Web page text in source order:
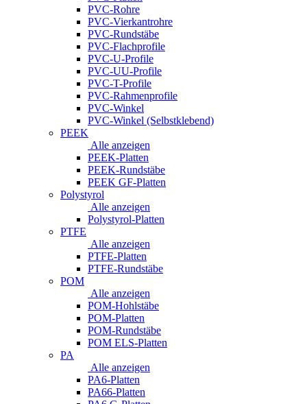
PVC-Rohre
PVC-Vierkantrohre
PVC-Rundstäbe
PVC-Flachprofile
PVC-U-Profile
PVC-UU-Profile
PVC-T-Profile
PVC-Rahmenprofile
PVC-Winkel
PVC-Winkel (Selbstklebend)
PEEK
Alle anzeigen
PEEK-Platten
PEEK-Rundstäbe
PEEK GF-Platten
Polystyrol
Alle anzeigen
Polystyrol-Platten
PTFE
Alle anzeigen
PTFE-Platten
PTFE-Rundstäbe
POM
Alle anzeigen
POM-Hohlstäbe
POM-Platten
POM-Rundstäbe
POM ELS-Platten
PA
Alle anzeigen
PA6-Platten
PA66-Platten